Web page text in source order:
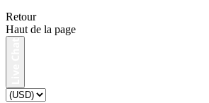
Retour
Haut de la page